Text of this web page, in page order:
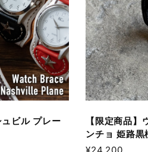
ビル プレー
【限定商品
ンチョ 姫路